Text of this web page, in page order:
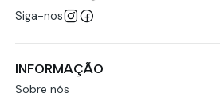
Siga-nos
INFORMAÇÃO
Sobre nós